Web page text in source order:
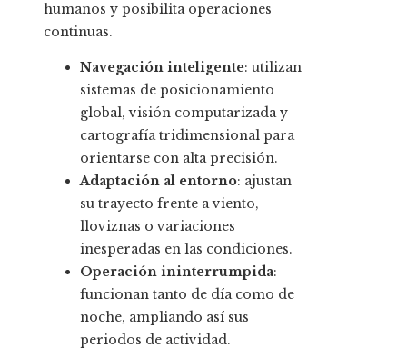
humanos y posibilita operaciones
continuas.
Navegación inteligente: utilizan
sistemas de posicionamiento
global, visión computarizada y
cartografía tridimensional para
orientarse con alta precisión.
Adaptación al entorno: ajustan
su trayecto frente a viento,
lloviznas o variaciones
inesperadas en las condiciones.
Operación ininterrumpida:
funcionan tanto de día como de
noche, ampliando así sus
periodos de actividad.